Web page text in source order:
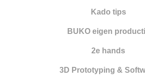
Oppervlakte behandeling
Kado tips
BUKO eigen
2e hands
3D Prototyping &